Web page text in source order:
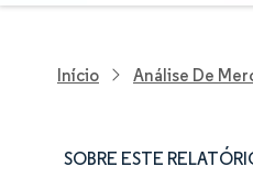
Início Análise De
SOBRE ESTE